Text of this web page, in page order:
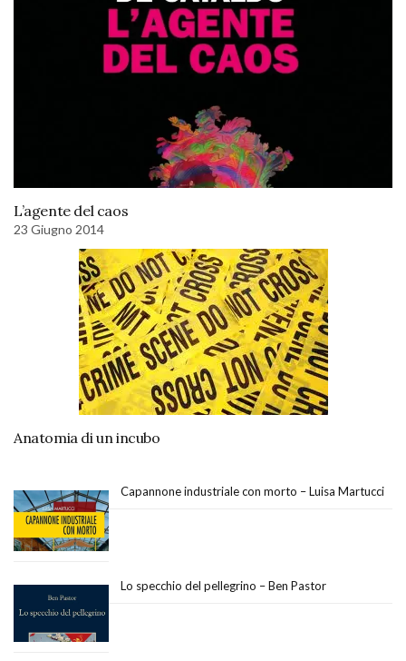
L’agente del caos
23 Giugno 2014
Anatomia di un incubo
Capannone industriale con morto – Luisa Martucci
Lo specchio del pellegrino – Ben Pastor